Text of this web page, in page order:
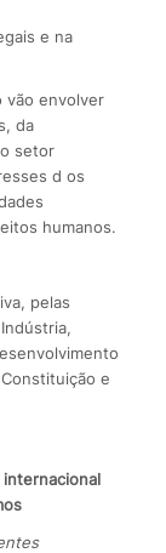
e na
vão envolver
da
setor
d os
humanos.
pelas
e